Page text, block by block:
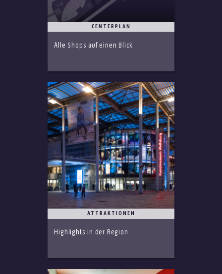
CENTERPLAN
Alle Shops auf einen Blick
ATTRAKTIONEN
Highlights in der Region